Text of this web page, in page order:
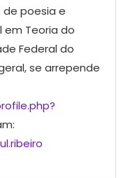
de poesia e
em Teoria do
Federal do
se arrepende